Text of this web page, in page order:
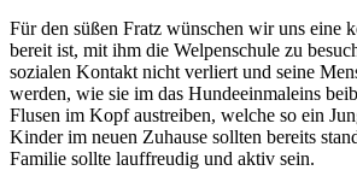
Für den süßen Fratz wünschen wir uns eine
bereit ist, mit ihm die Welpenschule zu
sozialen Kontakt nicht verliert und seine
werden, wie sie im das Hundeeinmaleins
Flusen im Kopf austreiben, welche so ein
Kinder im neuen Zuhause sollten bereits
Familie sollte lauffreudig und aktiv sein.